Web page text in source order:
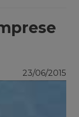
23/06/2015